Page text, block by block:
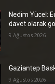
Nedim Yücel:
davet olarak
9 Ağustos 2026
Gaziantep
9 Ağustos 2026